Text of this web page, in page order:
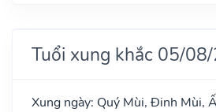
Tuổi xung khắc 05/
Xung ngày: Quý Mùi, Đinh Mùi,